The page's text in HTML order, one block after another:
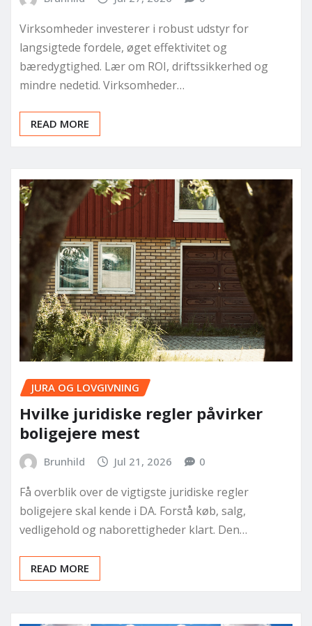
Virksomheder investerer i robust udstyr for
langsigtede fordele, øget effektivitet og
bæredygtighed. Lær om ROI, driftssikkerhed og
mindre nedetid. Virksomheder…
READ MORE
JURA OG LOVGIVNING
Hvilke juridiske regler påvirker
boligejere mest
Brunhild Jul 21, 2026 0
Få overblik over de vigtigste juridiske regler
boligejere skal kende i DA. Forstå køb, salg,
vedligehold og naborettigheder klart. Den…
READ MORE